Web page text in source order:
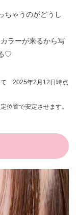
ちゃうのがどうし
ラーが来るから写
♡
て 2025年2月12日時点
位置で安定させます。